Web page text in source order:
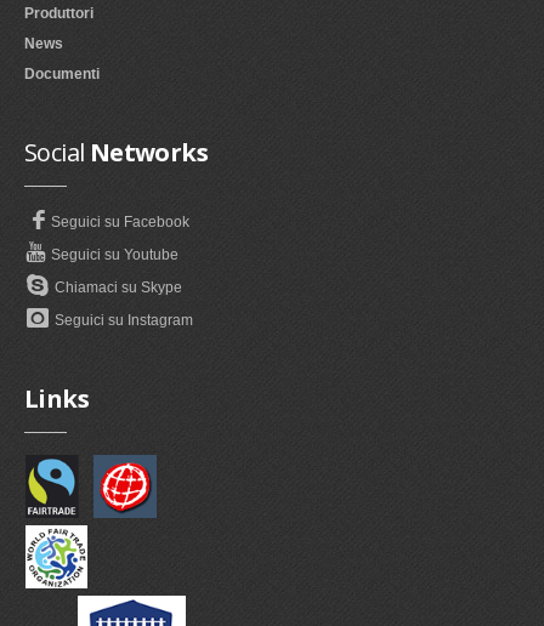
Produttori
News
Documenti
Social Networks
Seguici su Facebook
Seguici su Youtube
Chiamaci su Skype
Seguici su Instagram
Links